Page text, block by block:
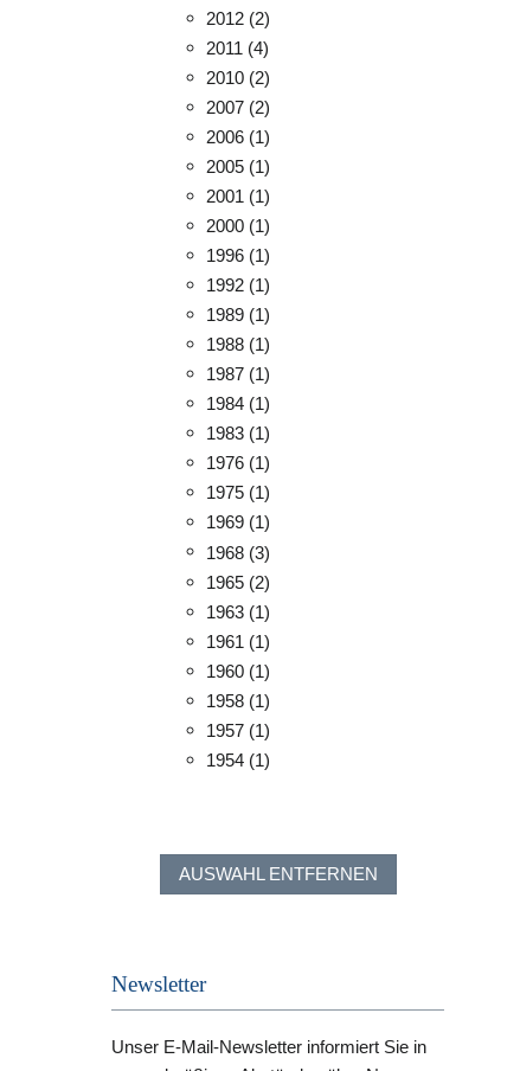
2012 (2)
2011 (4)
2010 (2)
2007 (2)
2006 (1)
2005 (1)
2001 (1)
2000 (1)
1996 (1)
1992 (1)
1989 (1)
1988 (1)
1987 (1)
1984 (1)
1983 (1)
1976 (1)
1975 (1)
1969 (1)
1968 (3)
1965 (2)
1963 (1)
1961 (1)
1960 (1)
1958 (1)
1957 (1)
1954 (1)
AUSWAHL ENTFERNEN
Newsletter
Unser E-Mail-Newsletter informiert Sie in